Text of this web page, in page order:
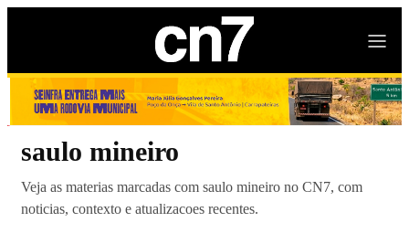
saulo mineiro
Veja as materias marcadas com saulo mineiro no CN7, com
noticias, contexto e atualizacoes recentes.